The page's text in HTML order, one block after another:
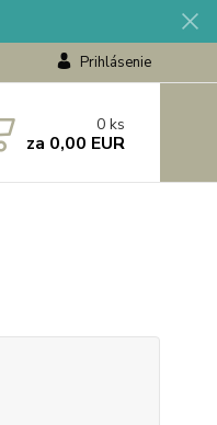
Prihlásenie
0 ks
za 0,00 EUR